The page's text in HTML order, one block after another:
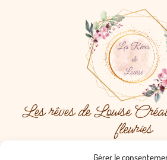
Gérer le
Les rêves de Louise
fleuries